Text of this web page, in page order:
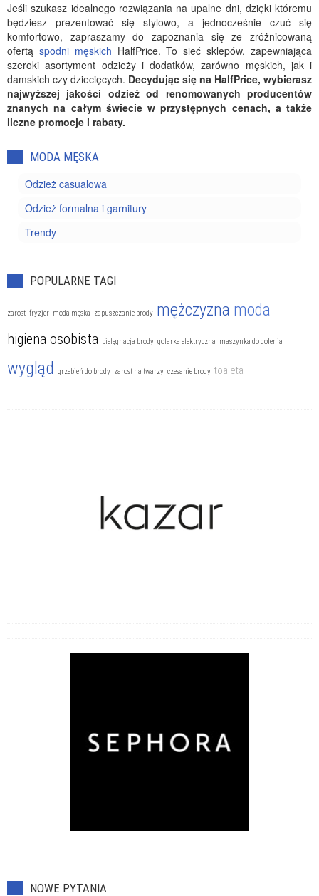
Jeśli szukasz idealnego rozwiązania na upalne dni, dzięki któremu
będziesz prezentować się stylowo, a jednocześnie czuć się
komfortowo, zapraszamy do zapoznania się ze zróżnicowaną
ofertą spodni męskich HalfPrice. To sieć sklepów, zapewniająca
szeroki asortyment odzieży i dodatków, zarówno męskich, jak i
damskich czy dziecięcych. Decydując się na HalfPrice, wybierasz
najwyższej jakości odzież od renomowanych producentów
znanych na całym świecie w przystępnych cenach, a także
liczne promocje i rabaty.
MODA MĘSKA
Odzież casualowa
Odzież formalna i garnitury
Trendy
POPULARNE TAGI
zarost fryzjer moda męska zapuszczanie brody mężczyzna moda
higiena osobista pielęgnacja brody golarka elektryczna maszynka do golenia
wygląd grzebień do brody zarost na twarzy czesanie brody toaleta
NOWE PYTANIA